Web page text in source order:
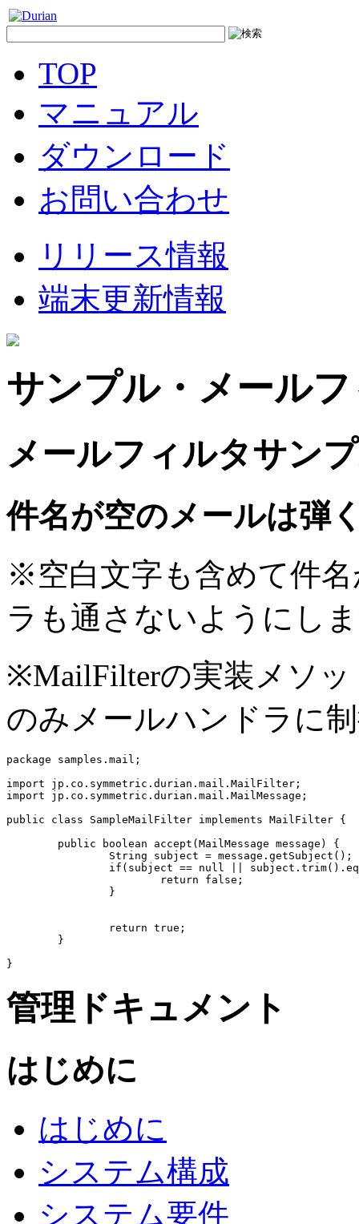
TOP
マニュアル
ダウンロード
お問い合わせ
リリース情報
端末更新情報
サンプル・メール
メールフィルタサン
件名が空のメールは弾
※空白文字も含めて件
ラも通さないようにし
※MailFilterの実装メソッ
のみメールハンドラに
package samples.mail;
import jp.co.symmetric.durian.mail.MailFilter;
import jp.co.symmetric.durian.mail.MailMessage;
public class SampleMailFilter implements MailFilter {
管理ドキュメント
はじめに
はじめに
システム構成
システム要件